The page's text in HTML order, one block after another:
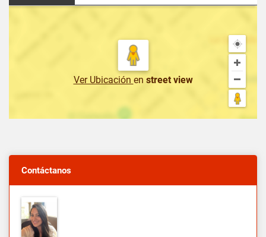
Ver Ubicación en street view
Contáctanos